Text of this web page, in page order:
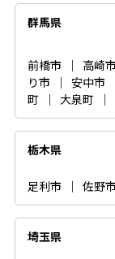
群馬県
前橋市 ｜ 高崎市
り市
｜ 安中市
町
｜ 大泉町 ｜
栃木県
足利市 ｜ 佐野市
埼玉県